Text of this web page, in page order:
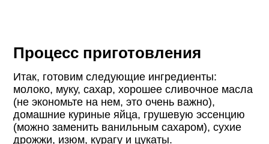
Процесс приготовления
Итак, готовим следующие ингредиенты:
молоко, муку, сахар, хорошее сливочное масла
(не экономьте на нем, это очень важно),
домашние куриные яйца, грушевую эссенцию
(можно заменить ванильным сахаром), сухие
дрожжи, изюм, курагу и цукаты.